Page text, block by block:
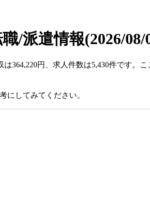
/派遣情報(2026/
円、求人件数は5,430件です。
にしてみてください。